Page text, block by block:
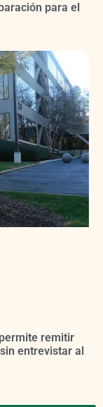
para el
remitir
entrevistar al